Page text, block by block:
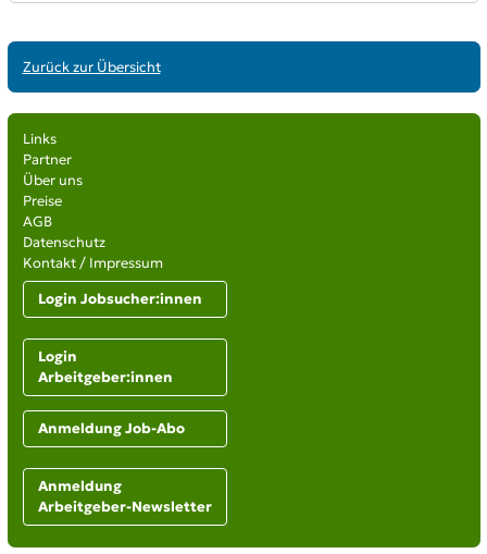
Zurück zur Übersicht
Links
Partner
Über uns
Preise
AGB
Datenschutz
Kontakt / Impressum
Login Jobsucher:innen
Login
Arbeitgeber:innen
Anmeldung Job-Abo
Anmeldung
Arbeitgeber-Newsletter